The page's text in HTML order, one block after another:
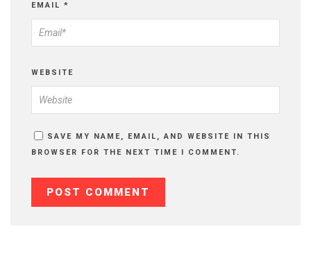
EMAIL *
WEBSITE
SAVE MY NAME, EMAIL, AND WEBSITE IN THIS
BROWSER FOR THE NEXT TIME I COMMENT.